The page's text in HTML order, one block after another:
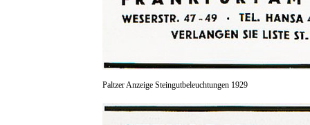
Paltzer Anzeige Steingutbeleuchtungen 1929